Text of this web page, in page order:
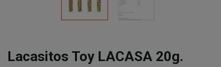
Lacasitos Toy LACASA 20g.